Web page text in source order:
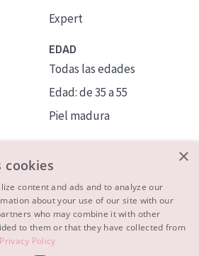
Expert
EDAD
Todas las edades
Edad: de 35 a 55
Piel madura
×
cookies
content and ads and to analyze our
about your use of our site with our
who may combine it with other
to them or that they have collected from
Privacy Policy